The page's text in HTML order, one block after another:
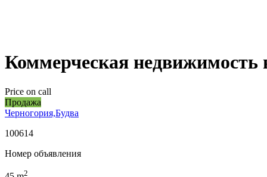
Коммерческая недвижимость
Price on call
Продажа
Черногория,Будва
100614
Номер объявления
2